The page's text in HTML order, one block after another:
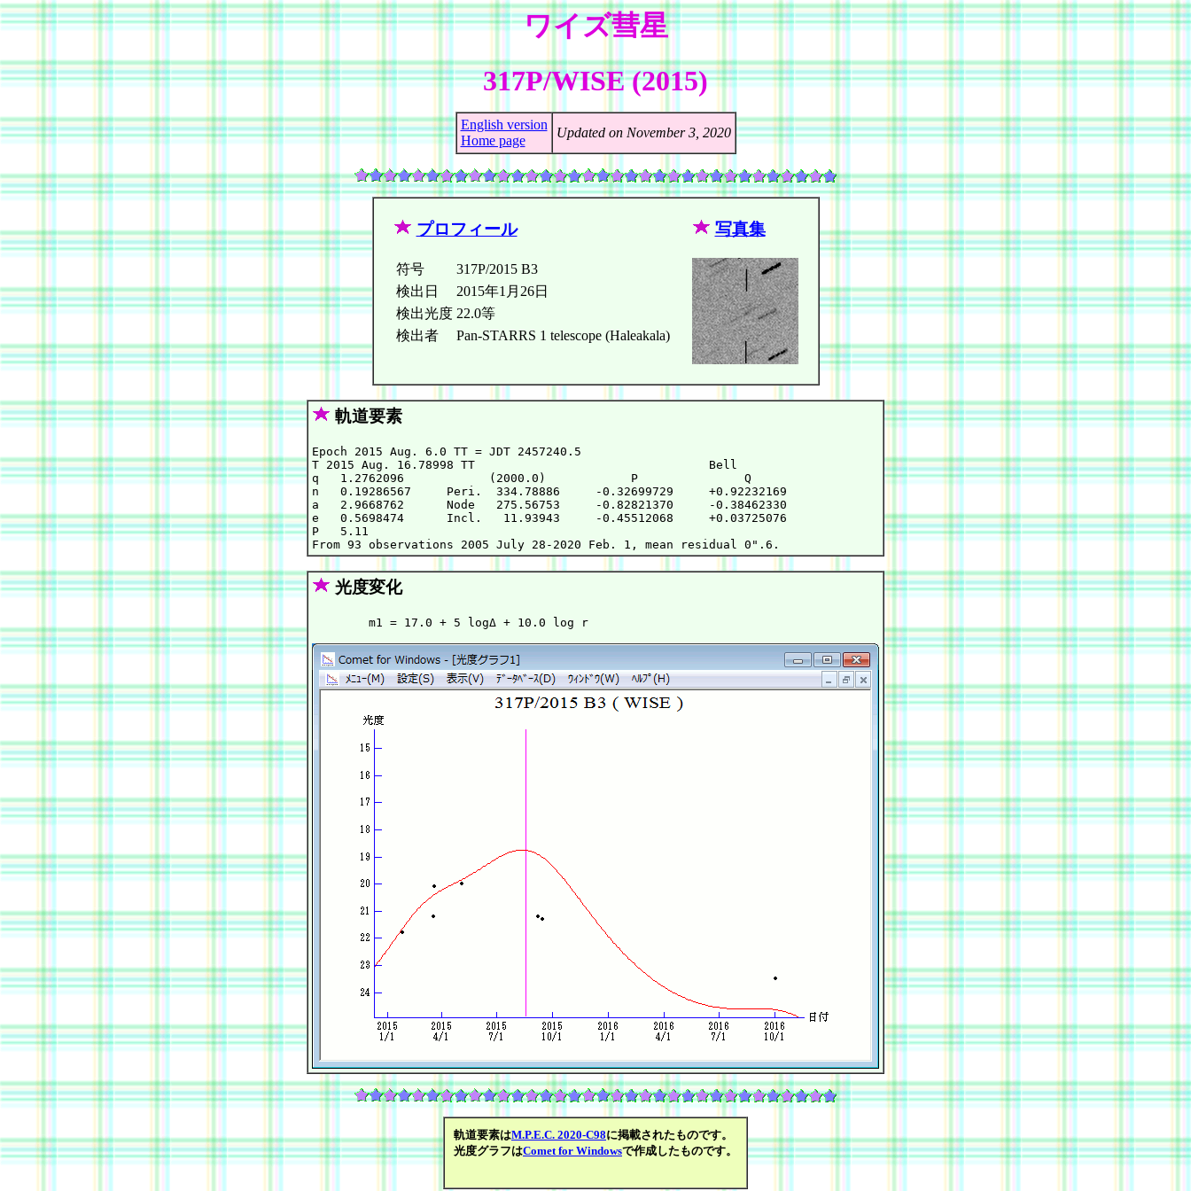
ワイズ彗星
317P/WISE (2015)
English version
Home page
Updated on November 3, 2020
プロフィール
符号
317P/2015 B3
検出日
2015年1月26日
検出光度 22.0等
検出者
Pan-STARRS 1 telescope (Haleakala)
写真集
軌道要素
Epoch 2015 Aug. 6.0 TT = JDT 2457240.5
T 2015 Aug. 16.78998 TT                                 Bell
q   1.2762096            (2000.0)            P               Q
n   0.19286567     Peri.  334.78886     -0.32699729     +0.92232169
a   2.9668762      Node   275.56753     -0.82821370     -0.38462330
e   0.5698474      Incl.   11.93943     -0.45512068     +0.03725076
P   5.11
光度変化
軌道要素はM.P.E.C. 2020-C98に掲載されたものです。
光度グラフはComet for Windowsで作成したものです。